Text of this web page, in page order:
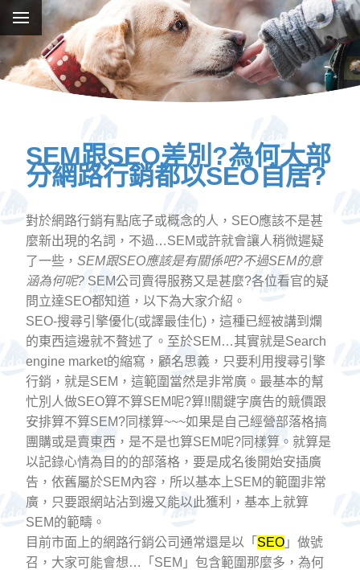
SEM跟SEO差別?為何大部
分網路行銷都以SEO自居?
對於網路行銷有點底子或概念的人，SEO應該不是甚
麼新出現的名詞，不過…SEM或許就會讓人稍微遲疑
了一些， SEM跟SEO應該是有關係吧?不過SEM的意
涵為何呢? SEM公司賣得服務又是甚麼?各位看官的疑
問立達SEO都知道，以下為大家介紹。
SEO-搜尋引擎優化(或譯最佳化)，這種已經被講到爛
的東西這邊就不贅述了。至於SEM…其實就是Search
engine market的縮寫，顧名思義，只要利用搜尋引擎
行銷，就是SEM，這範圍當然是非常廣。最基本的幫
忙別人做SEO算不算SEM呢?算!!關鍵字廣告的競價跟
安排算不算SEM?同樣算~~~如果是自己經營部落格搞
團購或是賣東西，是不是也算SEM呢?同樣算。就算是
以記錄心情為目的的部落格，要是成名後開始安插廣
告，依舊屬於SEM內容，所以基本上SEM的範圍非常
廣，只要跟網站沾到邊又能以此獲利，基本上就算
SEM的範疇。
目前市面上的網路行銷公司通常還是以「 SEO 」做號
召，大家可能會想…「SEM」包含範圍那麼多，為何